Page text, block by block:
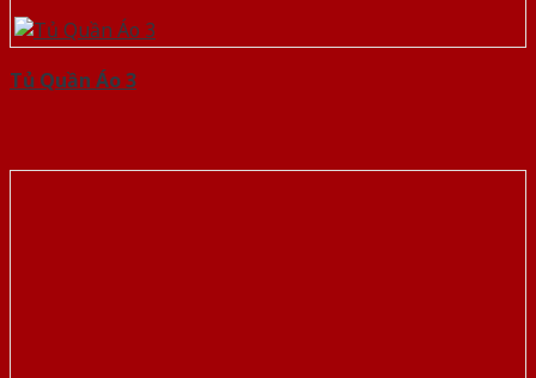
Tủ Quần Áo 3